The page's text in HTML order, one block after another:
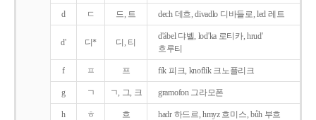
d ㄷ 드, 트 dech 데흐, divadlo 디바들로, led 레트
d' 디* 디, 티
d'ábel 댜벨, lod'ka 로티카, hrud'
흐루티
f ㅍ 프 fík 피크, knoflík 크노플리크
g ㄱ ㄱ, 그, 크 gramofon 그라모폰
h ㅎ 흐 hadr 하드르, hmyz 흐미스, bůh 부흐